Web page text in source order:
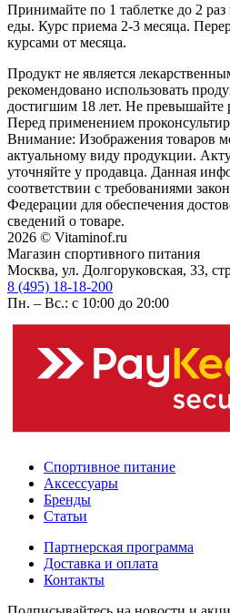
Принимайте по 1 таблетке до 2
еды. Курс приема 2-3 месяца.
курсами от месяца.
Продукт не является
рекомендовано использовать
достигшим 18 лет. Не превышайте
Перед применением
Внимание: Изображения товаров
актуальному виду продукции.
уточняйте у продавца. Данная
соответствии с требованиями
Федерации для обеспечения
сведений о товаре.
2026 © Vitaminof.ru
Магазин спортивного питания
Москва, ул. Долгоруковская, 33,
8 (495) 18-18-200
Пн. – Вс.: с 10:00 до 20:00
Спортивное питание
Аксессуары
Бренды
Статьи
Партнерская программа
Доставка и оплата
Контакты